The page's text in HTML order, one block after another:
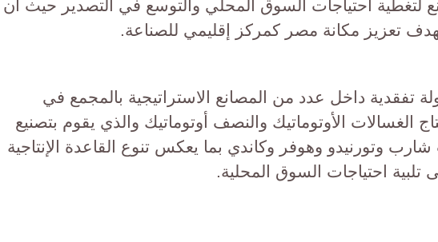
لتغطية احتياجات السوق المحلي والتوسع في التصدير حيث أن
تعزيز مكانة مصر كمركز إقليمي للصناعة.
تفقدية داخل عدد من المصانع الاستراتيجية بالمجمع في
الغسالات الأوتوماتيك والنصف أوتوماتيك والذي يقوم بتصنيع
وتورنيدو وهوفر وكاندي بما يعكس تنوع القاعدة الإنتاجية
تلبية احتياجات السوق المحلية.